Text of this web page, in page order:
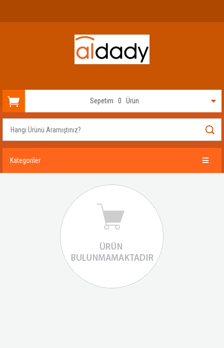
Sepetim 0 Ürün
Kategoriler